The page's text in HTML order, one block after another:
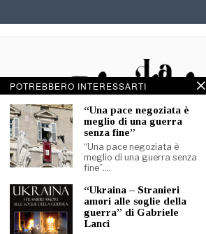
© 2026- TUTTI I DIRITTI
La Discussione S.r.l. – Piazza
C.F. e P. IVA
Registrazione Tribunale di Roma n.
La società editrice è iscritta al
POTREBBERO INTERESSARTI
“Una pace negoziata è
meglio di una guerra
senza fine”
“Una pace negoziata è
meglio di una guerra senza
fine”.…
“Ukraina – Stranieri
amori alle soglie della
guerra” di Gabriele
Lanci